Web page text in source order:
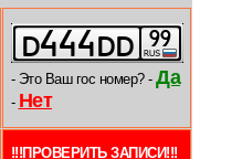
- Это Ваш гос номер? - Да
- Нет
!!!ПРОВЕРИТЬ ЗАПИСИ!!!